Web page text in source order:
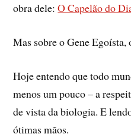
obra dele:O Capelão do
Mas sobre o Gene
Hoje entendo que todo
menos um pouco – a
de vista da biologia. E
ótimas mãos.